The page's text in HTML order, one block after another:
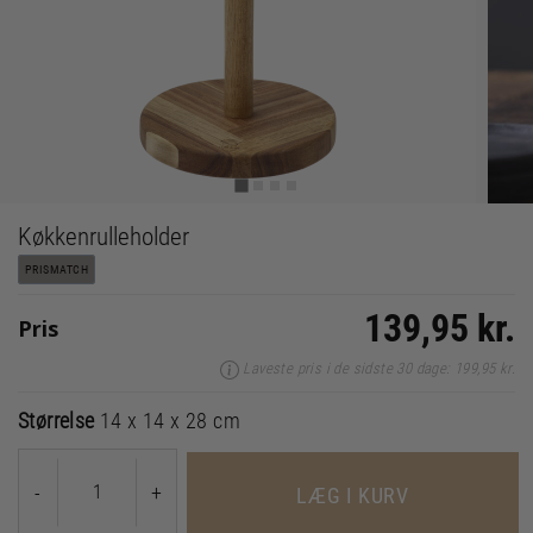
Køkkenrulleholder
PRISMATCH
Pris 139,95 kr.
Laveste pris i de sidste 30 dage: 199,95 kr.
Størrelse 14 x 14 x 28 cm
- + LÆG I KURV